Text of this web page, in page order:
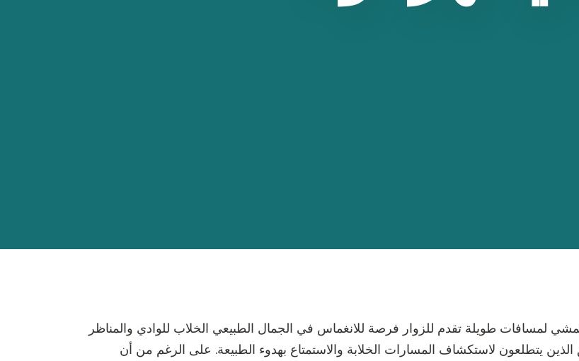
لمسافات طويلة تقدم للزوار فرصة للانغماس في الجمال الطبيعي الخلاب للوادي والمناظر
يتطلعون لاستكشاف المسارات الخلابة والاستمتاع بهدوء الطبيعة. على الرغم من أن